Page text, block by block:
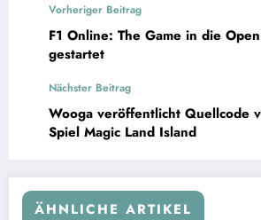
Vorheriger Beitrag
F1 Online: The Game in die
gestartet
Nächster Beitrag
Wooga veröffentlicht Quellcode
Spiel Magic Land Island
ÄHNLICHE ARTIKEL